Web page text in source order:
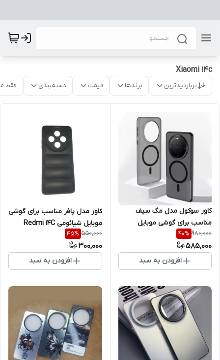
Xiaomi 14c
پربازدیدترین برندها قیمت دسته‌بندی فقط
کاور سوکول مدل مگ سیف
مناسب برای گوشی موبایل
شیائومی Redmi 14C
980,000
40%
585,000
افزودن به سبد
کاور مدل پافر مناسب برای گوشی
موبایل شیائومی Redmi 14C
550,000
45%
300,000
افزودن به سبد